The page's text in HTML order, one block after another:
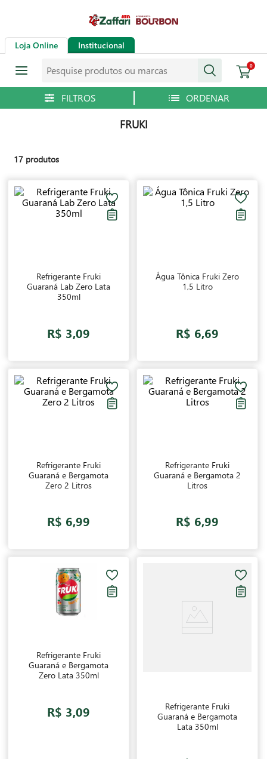
Loja Online Institucional
0
FRUKI
17 produtos
Refrigerante Fruki
Guaraná Lab Zero Lata
350ml
R$ 3,09
Água Tônica Fruki Zero
1,5 Litro
R$ 6,69
Refrigerante Fruki
Guaraná e Bergamota
Zero 2 Litros
R$ 6,99
Refrigerante Fruki
Guaraná e Bergamota 2
Litros
R$ 6,99
Refrigerante Fruki
Guaraná e Bergamota
Zero Lata 350ml
R$ 3,09
Refrigerante Fruki
Guaraná e Bergamota
Lata 350ml